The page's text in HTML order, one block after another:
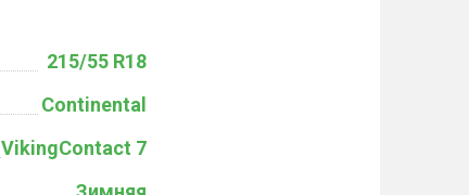
215/55 R18
Continental
VikingContact 7